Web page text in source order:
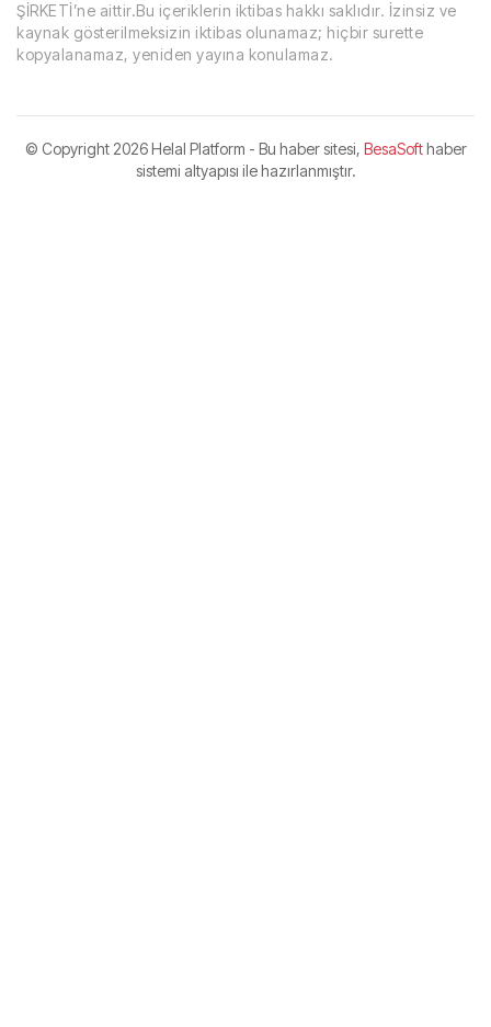
ŞİRKETİ’ne aittir.Bu içeriklerin iktibas hakkı saklıdır. İzinsiz ve
kaynak gösterilmeksizin iktibas olunamaz; hiçbir surette
kopyalanamaz, yeniden yayına konulamaz.
© Copyright2026 Helal Platform - Bu haber sitesi, BesaSofthaber
sistemi altyapısı ile hazırlanmıştır.